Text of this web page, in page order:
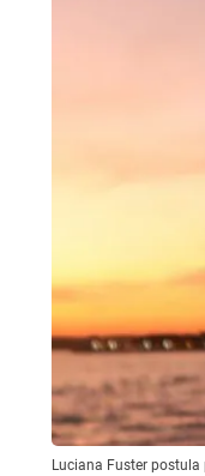
Luciana Fuster